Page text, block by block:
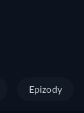
Epizody